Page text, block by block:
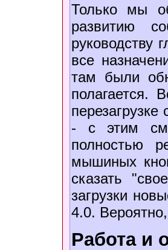
Только мы
развитию
руководству
все
там были
полагается.
- с этим
полностью
мышиных
сказать
загрузки
4.0.
Работа и